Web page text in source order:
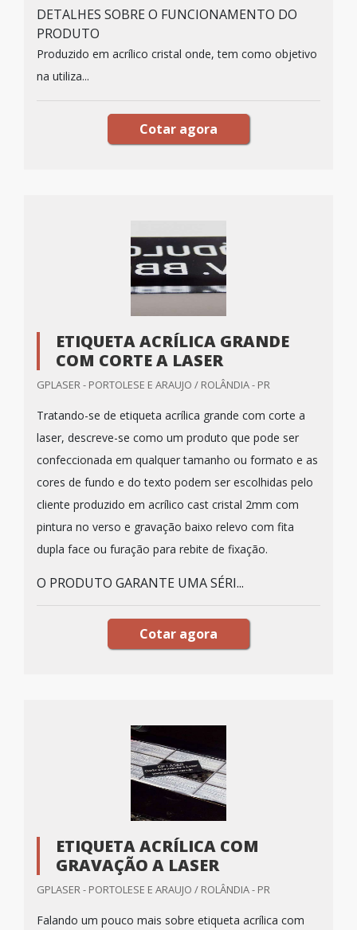
DETALHES SOBRE O FUNCIONAMENTO DO
PRODUTO
Produzido em acrílico cristal onde, tem como objetivo
na utiliza...
Cotar agora
ETIQUETA ACRÍLICA GRANDE
COM CORTE A LASER
GPLASER - PORTOLESE E ARAUJO / ROLÂNDIA - PR
Tratando-se de etiqueta acrílica grande com corte a
laser, descreve-se como um produto que pode ser
confeccionada em qualquer tamanho ou formato e as
cores de fundo e do texto podem ser escolhidas pelo
cliente produzido em acrílico cast cristal 2mm com
pintura no verso e gravação baixo relevo com fita
dupla face ou furação para rebite de fixação.
O PRODUTO GARANTE UMA SÉRI...
Cotar agora
ETIQUETA ACRÍLICA COM
GRAVAÇÃO A LASER
GPLASER - PORTOLESE E ARAUJO / ROLÂNDIA - PR
Falando um pouco mais sobre etiqueta acrílica com